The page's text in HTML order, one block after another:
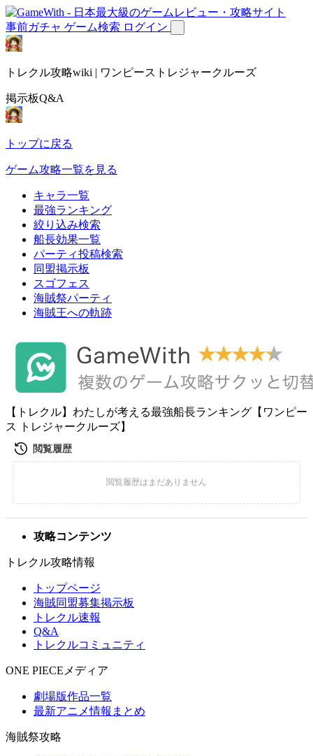
事前ガチャ ゲーム検索 ログイン
トレクル攻略wiki | ワンピーストレジャークルーズ
掲示板Q&A
トップに戻る
ゲーム攻略一覧を見る
キャラ一覧
最強ランキング
絞り込み検索
船長効果一覧
パーティ投稿検索
同盟掲示板
スゴフェス
海賊祭パーティ
海賊王への軌跡
【トレクル】わたしが考える最強船長ランキング【ワンピー
ス トレジャークルーズ】
攻略コンテンツ
トレクル攻略情報
トップページ
海賊同盟募集掲示板
トレクル速報
Q&A
トレクルコミュニティ
ONE PIECEメディア
劇場版作品一覧
最新アニメ情報まとめ
海賊祭攻略